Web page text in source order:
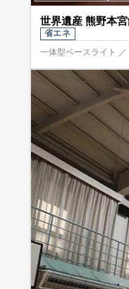
世界遺産 熊野本
省エネ
一体型ベースライト